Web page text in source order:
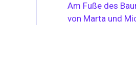
Am Fuße des
von Marta und